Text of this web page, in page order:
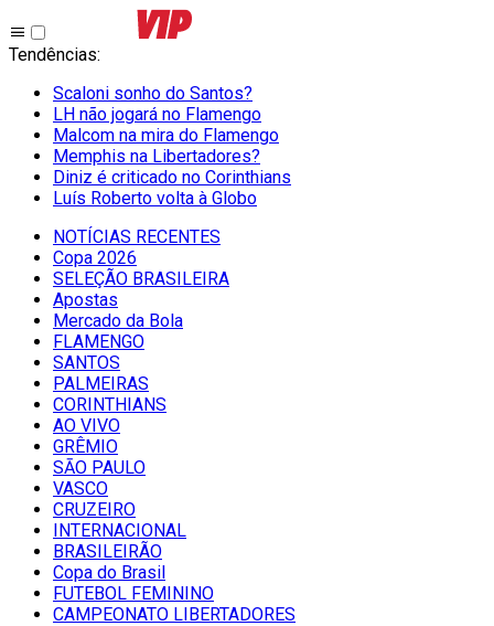
Tendências:
Scaloni sonho do Santos?
LH não jogará no Flamengo
Malcom na mira do Flamengo
Memphis na Libertadores?
Diniz é criticado no Corinthians
Luís Roberto volta à Globo
NOTÍCIAS RECENTES
Copa 2026
SELEÇÃO BRASILEIRA
Apostas
Mercado da Bola
FLAMENGO
SANTOS
PALMEIRAS
CORINTHIANS
AO VIVO
GRÊMIO
SĀO PAULO
VASCO
CRUZEIRO
INTERNACIONAL
BRASILEIRÃO
Copa do Brasil
FUTEBOL FEMININO
CAMPEONATO LIBERTADORES